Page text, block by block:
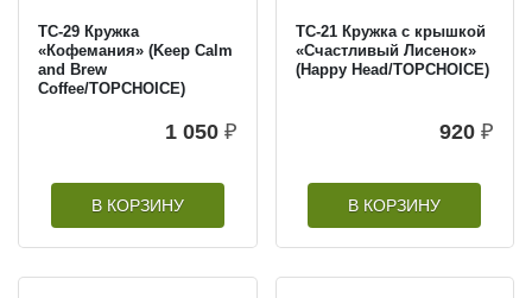
TC-29 Кружка
«Кофемания» (Keep Calm
and Brew
Coffee/TOPCHOICE)
1 050 ₽
В КОРЗИНУ
TC-21 Кружка с крышкой
«Счастливый Лисенок»
(Happy Head/TOPCHOICE)
920 ₽
В КОРЗИНУ